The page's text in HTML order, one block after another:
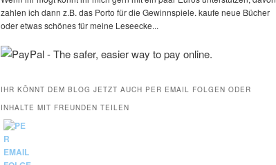
zahlen ich dann z.B. das Porto für die Gewinnspiele. kaufe neue Bücher
oder etwas schönes für meine Leseecke...
IHR KÖNNT DEM BLOG JETZT AUCH PER EMAIL FOLGEN ODER
INHALTE MIT FREUNDEN TEILEN